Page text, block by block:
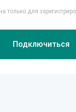
только для
Подключиться